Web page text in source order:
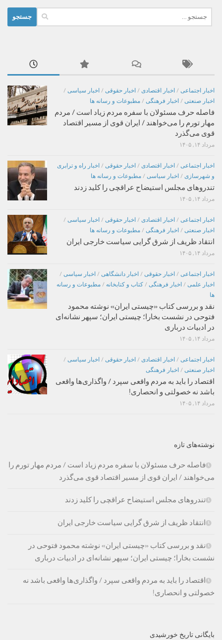
برای:
اخبار اجتماعی / اخبار اقتصادی / اخبار حقوقی / اخبار سیاسی /
اخبار صنعتی / اخبار فرهنگی / مطبوعات و رسانه ها
فاصله حرف مسئولان با سفره مردم زیاد است / مردم
مهار تورم را می‌خواهند / ایران قوی از مسیر اقتصاد
قوی می‌گذرد
مرداد ۱۴, ۱۴۰۵
اخبار اجتماعی / اخبار اقتصادی / اخبار حقوقی / اخبار راه و ترابری
و شهرسازی / اخبار سیاسی / مطبوعات و رسانه ها
تندروهای مجلس استیضاح عراقچی را کلید زدند
مرداد ۱۴, ۱۴۰۵
اخبار اجتماعی / اخبار اقتصادی / اخبار حقوقی / اخبار سیاسی /
اخبار صنعتی / اخبار فرهنگی / مطبوعات و رسانه ها
انتقاد ظریف از شرق گرایی سیاست خارجی ایران
مرداد ۱۴, ۱۴۰۵
اخبار اجتماعی / اخبار حقوقی / اخبار دانشگاهی / اخبار سیاسی /
اخبار علمی / اخبار فرهنگی / کتاب و کتابخانه / مطبوعات و رسانه
ها
نقد و بررسی کتاب «چیستی ایران» نوشته محمود
فتوحی در نشست بخارا؛ چیستی ایران؛ سپهر نشانه‌ای
در ادبیات درباری
مرداد ۱۴, ۱۴۰۵
اخبار اجتماعی / اخبار اقتصادی / اخبار حقوقی / اخبار سیاسی /
اخبار صنعتی / اخبار فرهنگی
اقتصاد را باید به مردم واقعی سپرد / واگذاری‌ها واقعی
باشد نه خصولتی و انحصاری!
مرداد ۱۴, ۱۴۰۵
نوشته‌های تازه
فاصله حرف مسئولان با سفره مردم زیاد است / مردم مهار تورم را
می‌خواهند / ایران قوی از مسیر اقتصاد قوی می‌گذرد
تندروهای مجلس استیضاح عراقچی را کلید زدند
انتقاد ظریف از شرق گرایی سیاست خارجی ایران
نقد و بررسی کتاب «چیستی ایران» نوشته محمود فتوحی در
نشست بخارا؛ چیستی ایران؛ سپهر نشانه‌ای در ادبیات درباری
اقتصاد را باید به مردم واقعی سپرد / واگذاری‌ها واقعی باشد نه
خصولتی و انحصاری!
بایگانی تاریخ خورشیدی